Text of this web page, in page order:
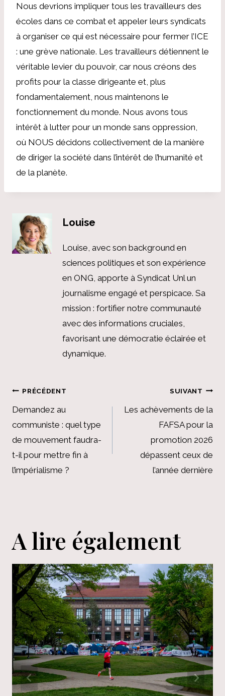
Nous devrions impliquer tous les travailleurs des
écoles dans ce combat et appeler leurs syndicats
à organiser ce qui est nécessaire pour fermer l’ICE
: une grève nationale. Les travailleurs détiennent le
véritable levier du pouvoir, car nous créons des
profits pour la classe dirigeante et, plus
fondamentalement, nous maintenons le
fonctionnement du monde. Nous avons tous
intérêt à lutter pour un monde sans oppression,
où NOUS décidons collectivement de la manière
de diriger la société dans l’intérêt de l’humanité et
de la planète.
Louise
Louise, avec son background en
sciences politiques et son expérience
en ONG, apporte à Syndicat Unl un
journalisme engagé et perspicace. Sa
mission : fortifier notre communauté
avec des informations cruciales,
favorisant une démocratie éclairée et
dynamique.
Navigation
de
l’article
PRÉCÉDENT
Demandez au
communiste : quel type
de mouvement faudra-
t-il pour mettre fin à
l’impérialisme ?
SUIVANT
Les achèvements de la
FAFSA pour la
promotion 2026
dépassent ceux de
l’année dernière
A lire également